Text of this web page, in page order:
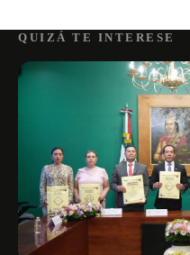
QUIZÁ TE INTERESE